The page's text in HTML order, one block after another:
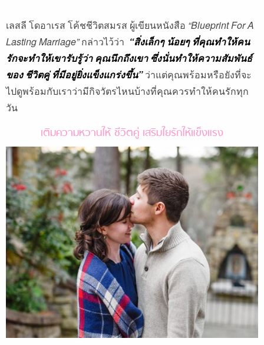
เลสลี โดอาเรส โค้ชชีวิตสมรส ผู้เขียนหนังสือ “Blueprint For A
Lasting Marriage”กล่าวไว้ว่า “สิ่งเล็กๆ น้อยๆ ที่คุณทำให้คน
รักจะทำให้เขารับรู้ว่า คุณนึกถึงเขา ซึ่งนั่นทำให้ความสัมพันธ์
ของ ชีวิตคู่ ที่มีอยู่ยิ่งแข็งแกร่งขึ้น”ว่าแต่คุณพร้อมหรือยังที่จะ
ไปดูพร้อมกับเราว่ามีกิจวัตรไหนบ้างที่คุณควรทำให้คนรักทุก
วัน
เติมความหวานให้ ชีวิตคู่ เสริมใยรักให้แข็งแรง